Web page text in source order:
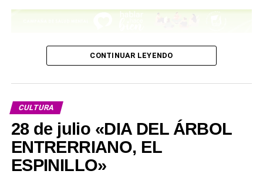
– “Historia y reseña de la Agrupación Murguista más
veterana de Concepción del Uruguay”
pequeño grupo de muchachos decididos a seguir con la
murga, que con el tiempo ha llegado a ser la más
veterana y popular.
Se inició como todas las murgas, con poco y nada y
luchando contra el tiempo. Solamente en ocho días
CONTINUAR LEYENDO
CULTURA
28 de julio «DIA DEL ÁRBOL
ENTRERRIANO, EL
ESPINILLO»